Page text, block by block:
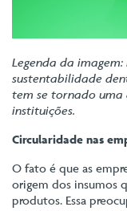
Legenda da
sustentabilidade
tem se tornado uma
instituições.
Circularidade nas
O fato é que as
origem dos insumos
produtos. Essa